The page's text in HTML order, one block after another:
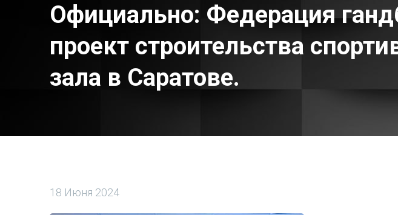
Официально: Федерация
проект строительства
зала в Саратове.
18 Июня 2024